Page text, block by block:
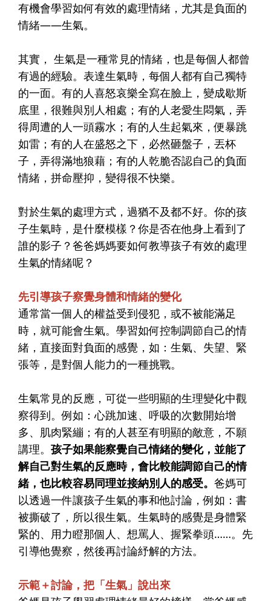
有機會學習如何有效的處理情緒，尤其是負面的
情緒——生氣。
其實， 生氣是一種常見的情緒，也是每個人都曾
有過的經驗。表達生氣時，每個人都有自己獨特
的一面。有的人喜怒哀樂全寫在臉上，變成歇斯
底里，很難與別人相處；有的人老愛生悶氣，弄
得周遭的人一頭霧水；有的人生起氣來，便暴跳
如雷；有的人在盛怒之下，必然砸盤子，丟杯
子，弄得滿地狼藉；有的人乾脆否認自己的負面
情緒，拼命壓抑，變得很不快樂。
對於生氣的處理方式，過猶不及都不好。你的孩
子生氣時，是什麼模樣？你是否在他身上看到了
誰的影子？爸爸媽媽要如何教導孩子有效的處理
生氣的情緒呢？
先引導孩子察覺身體和情緒的變化
通常當一個人的權益受到侵犯，或不被能滿足
時，就可能會生氣。學習如何控制調節自己的情
緒，直接面對負面的感覺，如：生氣、失望、緊
張等，是對個人能力的一種挑戰。
生氣常見的反應，可從一些明顯的生理變化中觀
察得到。例如：心跳加速、呼吸的次數開始增
多、肌肉緊繃；有的人甚至有明顯的敵意，不願
講理。 孩子如果能察覺自己情緒的變化，並能了
解自己對生氣的反應時，會比較能調節自己的情
緒，也比較容易同理並接納別人的感受。 爸媽可
以透過一件讓孩子生氣的事和他討論，例如：書
被撕破了，所以很生氣。生氣時的感覺是身體緊
緊的、用力瞪那個人、想罵人、握緊拳頭……。先
引導他覺察，然後再討論紓解的方法。
示範＋討論，把「生氣」說出來